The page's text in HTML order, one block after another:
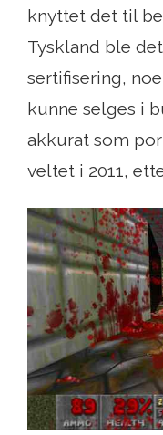
knyttet det til
Tyskland ble
sertifisering,
kunne selges i
akkurat som
veltet i 2011,